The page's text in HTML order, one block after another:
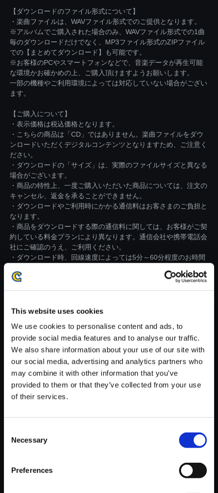
This website uses cookies
We use cookies to personalise content and ads, to
provide social media features and to analyse our traffic.
We also share information about your use of our site with
our social media, advertising and analytics partners who
may combine it with other information that you’ve
provided to them or that they’ve collected from your use
of their services.
Selection
Necessary
Preferences
【ダウンロードのファイル形式について】
・楽曲ファイルは、WAVファイル形式でのご提供となります。
※アルバムでご購入された場合のみ、WAVファイル形式での1曲
毎のダウンロードだけでなく、MP3ファイル形式のZIPファイル
での【まとめてダウンロード】も可能です。
※お客様のPCやスマートフォンなどで、音楽データが再生可能
な環境かお確かめの上、ご購入頂けますようお願いします。
一部の機種やご利用環境によっては対応していない場合がござい
ます。
【ご購入について】
・表示価格は税込価格となります。
・こちらの商品は「CD」ではありません。楽曲ファイルをダウ
ンロードいただくデジタルコンテンツとなりますため、ご注意く
ださい。
・ダウンロードの「サイズ」は、実際のファイルサイズと異なる
場合がございます。
・商品の特性上、一度ご購入いただいた商品については、注文の
キャンセル、返金を承ることができません。
・ダウンロードやご利用時にかかる通信料はお客さまのご負担と
なります。
・商品をダウンロードする際の通信料に関しては、お客様がご契
約している料金プランにより異なります。通信会社や携帯電話会
社にご確認のうえ、ご利用ください。
・ダウンロード時、回線速度によっては5分～60分程度のお時間
※ご購入いただいたファイルのダウンロードの際には、通信環境
【単曲】ロックマンエグゼ サウ
ンドBOX バトルチップGP開催
150円